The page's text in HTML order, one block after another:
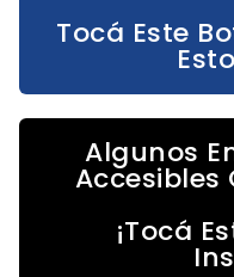
Tocá Este
Algunos
Accesibles
¡Tocá